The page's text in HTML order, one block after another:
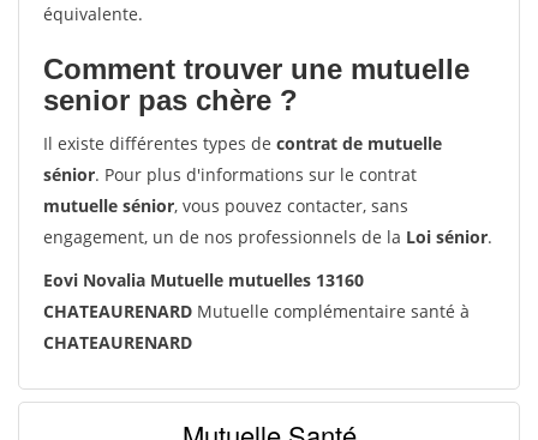
équivalente.
Comment trouver une mutuelle
senior pas chère ?
Il existe différentes types de contrat de mutuelle
sénior. Pour plus d'informations sur le contrat
mutuelle sénior, vous pouvez contacter, sans
engagement, un de nos professionnels de la Loi sénior.
Eovi Novalia Mutuelle mutuelles 13160
CHATEAURENARD Mutuelle complémentaire santé à
CHATEAURENARD